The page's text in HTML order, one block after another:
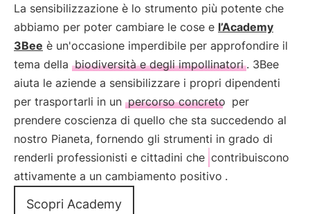
La sensibilizzazione è lo strumento più potente che
abbiamo per poter cambiare le cose e l’Academy
3Bee è un'occasione imperdibile per approfondire il
tema della biodiversità e degli impollinatori . 3Bee
aiuta le aziende a sensibilizzare i propri dipendenti
per trasportarli in un percorso concreto per
prendere coscienza di quello che sta succedendo al
nostro Pianeta, fornendo gli strumenti in grado di
renderli professionisti e cittadini che contribuiscono
attivamente a un cambiamento positivo .
Scopri Academy